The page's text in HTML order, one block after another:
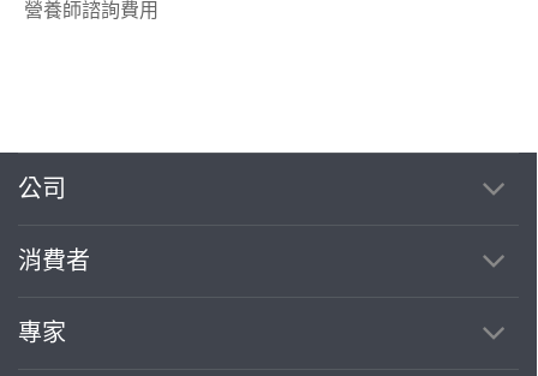
營養師諮詢費用
公司
消費者
專家
繼續完成